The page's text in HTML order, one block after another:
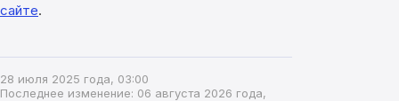
сайте.
28 июля 2025 года, 03:00
Последнее изменение: 06 августа 2026 года,